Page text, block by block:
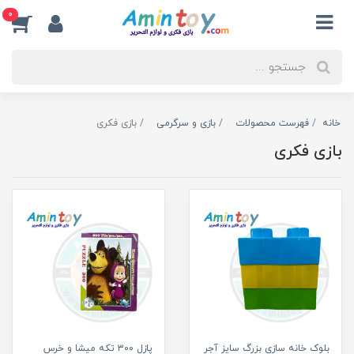
0
خانه فهرست محصولات بازی و سرگرمی بازی فکری
بازی فکری
بلوک خانه سازی بزرگ سایز آجر پازل ۳۰۰ تکه میشا و خرس